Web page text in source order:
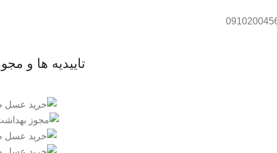
تاییدیه ها و